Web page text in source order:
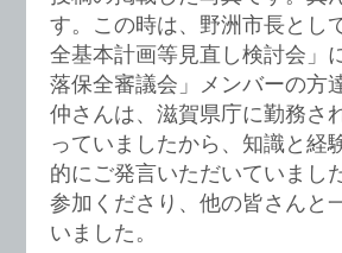
す。この時は、野洲市長とし
全基本計画等見直し検討会」
落保全審議会」メンバーの方
仲さんは、滋賀県庁に勤務さ
っていましたから、知識と経
的にご発言いただいていまし
参加くださり、他の皆さんと
いました。